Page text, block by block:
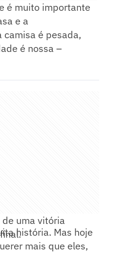
é muito importante
e a
camisa é pesada,
é nossa –
uma vitória
história. Mas hoje
mais que eles,